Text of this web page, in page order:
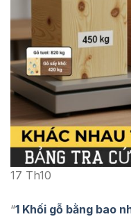
17 Th10
“1 Khối gỗ bằng bao